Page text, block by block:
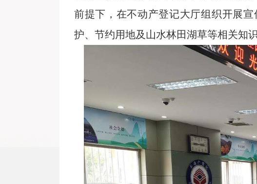
前提下，在不动产登记大厅组织开展
护、节约用地及山水林田湖草等相关知识